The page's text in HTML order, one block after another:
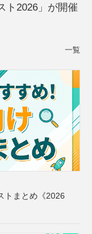
ト2026」が開催
一覧
トまとめ《2026